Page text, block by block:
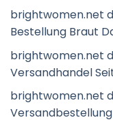
brightwomen.net
Bestellung Braut
brightwomen.net
Versandhandel
brightwomen.net